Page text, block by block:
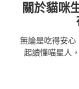
關於貓咪
無論是吃得安心
起讀懂喵星人